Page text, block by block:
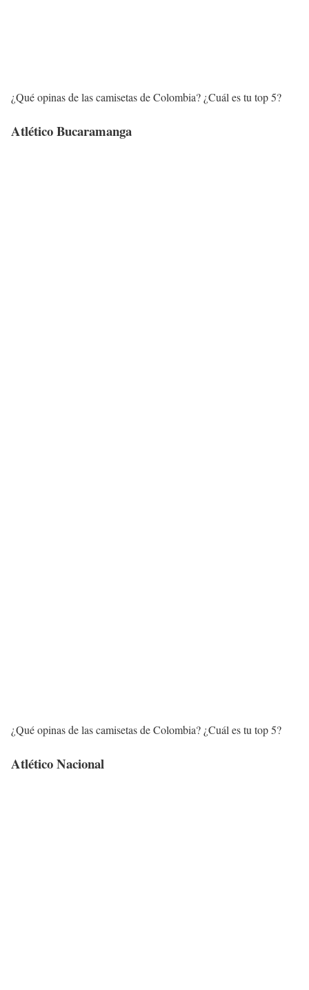
¿Qué opinas de las camisetas de Colombia? ¿Cuál es tu top 5?
Atlético Bucaramanga
¿Qué opinas de las camisetas de Colombia? ¿Cuál es tu top 5?
Atlético Nacional